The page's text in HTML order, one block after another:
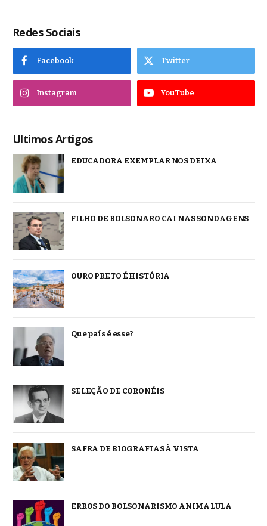
Redes Sociais
Facebook Twitter
Instagram YouTube
Ultimos Artigos
EDUCADORA EXEMPLAR NOS DEIXA
FILHO DE BOLSONARO CAI NAS SONDAGENS
OURO PRETO É HISTÓRIA
Que país é esse?
SELEÇÃO DE CORONÉIS
SAFRA DE BIOGRAFIAS À VISTA
ERROS DO BOLSONARISMO ANIMA LULA